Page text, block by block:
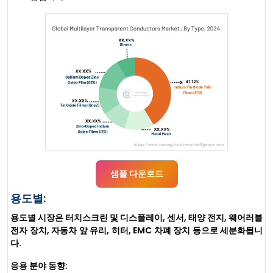
샘플 다운로드
용도별:
용도별 시장은 터치스크린 및 디스플레이, 센서, 태양 전지, 웨어러블
전자 장치, 자동차 앞 유리, 히터, EMC 차폐 장치 등으로 세분화됩니
다.
응용 분야 동향: